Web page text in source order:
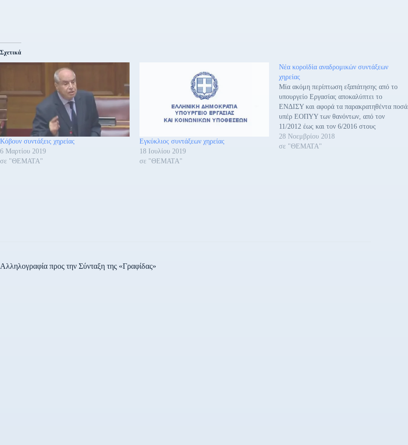
Σχετικά
Κόβουν συντάξεις χηρείας
6 Μαρτίου 2019
σε "ΘΕΜΑΤΑ"
Εγκύκλιος συντάξεων χηρείας
18 Ιουλίου 2019
σε "ΘΕΜΑΤΑ"
Νέα κοροϊδία αναδρομικών συντάξεων
χηρείας
Μία ακόμη περίπτωση εξαπάτησης από το
υπουργείο Εργασίας αποκαλύπτει το
ΕΝΔΙΣΥ και αφορά τα παρακρατηθέντα ποσά
υπέρ ΕΟΠΥΥ των θανόντων, από τον
11/2012 έως και τον 6/2016 στους
δικαιούχους χήρες, χήρους, ανήλικα τέκνα,
καθώς και στους κληρονόμους αυτών. Την
28 Νοεμβρίου 2018
σε "ΘΕΜΑΤΑ"
Αλληλογραφία προς την Σύνταξη της «Γραφίδας»